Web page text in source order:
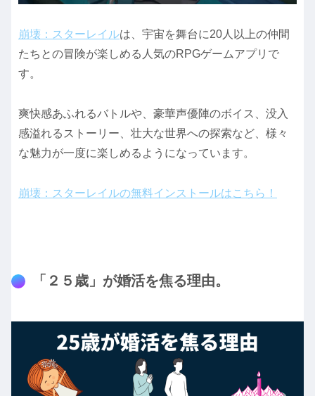
崩壊：スターレイルは、宇宙を舞台に20人以上の仲間
たちとの冒険が楽しめる人気のRPGゲームアプリで
す。
爽快感あふれるバトルや、豪華声優陣のボイス、没入
感溢れるストーリー、壮大な世界への探索など、様々
な魅力が一度に楽しめるようになっています。
崩壊：スターレイルの無料インストールはこちら！
「２５歳」が婚活を焦る理由。